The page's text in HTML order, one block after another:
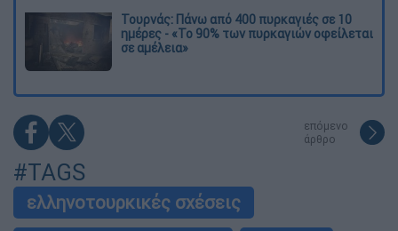
Τουρνάς: Πάνω από 400 πυρκαγιές σε 10
ημέρες - «Το 90% των πυρκαγιών οφείλεται
σε αμέλεια»
επόμενο
άρθρο
#TAGS
ελληνοτουρκικές σχέσεις